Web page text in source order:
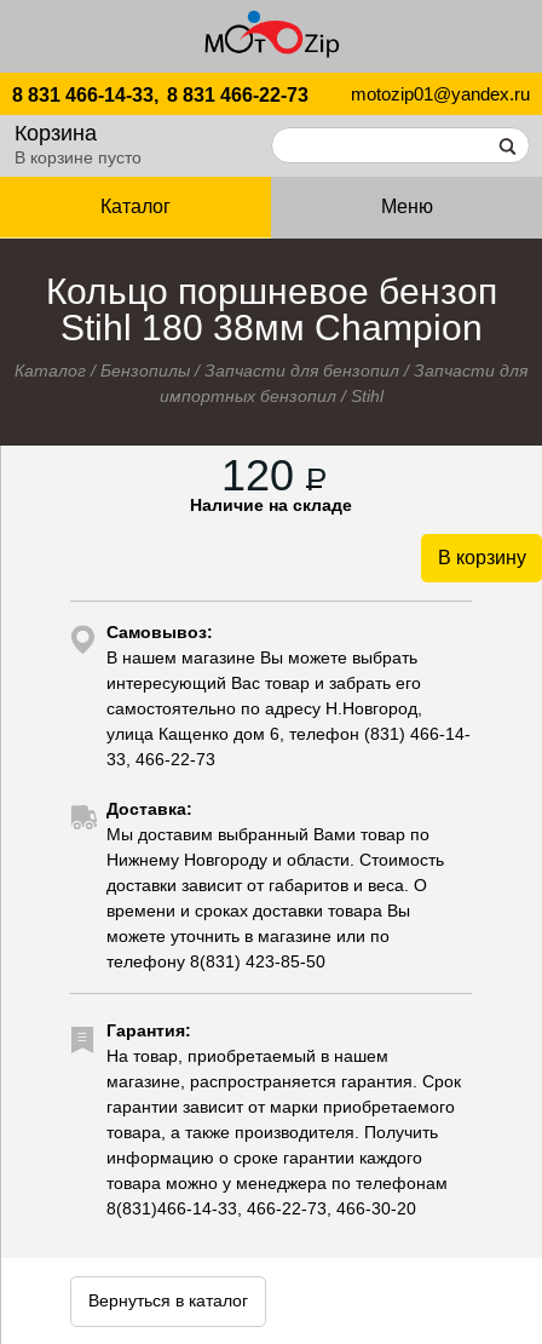
8 831 466-14-33, 8 831 466-22-73 motozip01@yandex.ru
Корзина
В корзине пусто
Каталог Меню
Кольцо поршневое бензоп
Stihl 180 38мм Champion
Каталог /Бензопилы /Запчасти для бензопил /Запчасти для
импортных бензопил/Stihl
120 P
Наличие на складе
В корзину
Самовывоз:
В нашем магазине Вы можете выбрать
интересующий Вас товар и забрать его
самостоятельно по адресу Н.Новгород,
улица Кащенко дом 6, телефон (831) 466-14-
33, 466-22-73
Доставка:
Мы доставим выбранный Вами товар по
Нижнему Новгороду и области. Стоимость
доставки зависит от габаритов и веса. О
времени и сроках доставки товара Вы
можете уточнить в магазине или по
телефону 8(831) 423-85-50
Гарантия:
На товар, приобретаемый в нашем
магазине, распространяется гарантия. Срок
гарантии зависит от марки приобретаемого
товара, а также производителя. Получить
информацию о сроке гарантии каждого
товара можно у менеджера по телефонам
8(831)466-14-33, 466-22-73, 466-30-20
Вернуться в каталог